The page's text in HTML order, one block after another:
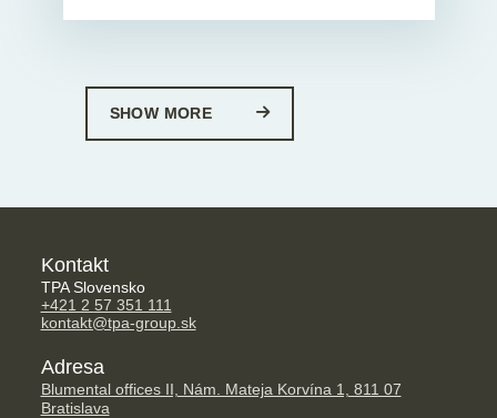
SHOW MORE
Kontakt
TPA Slovensko
+421 2 57 351 111
kontakt@tpa-group.sk
Adresa
Blumental offices II, Nám. Mateja Korvína 1, 811 07
Bratislava